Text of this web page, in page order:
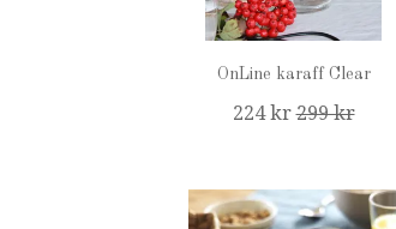
OnLine karaff Clear
224 kr299 kr